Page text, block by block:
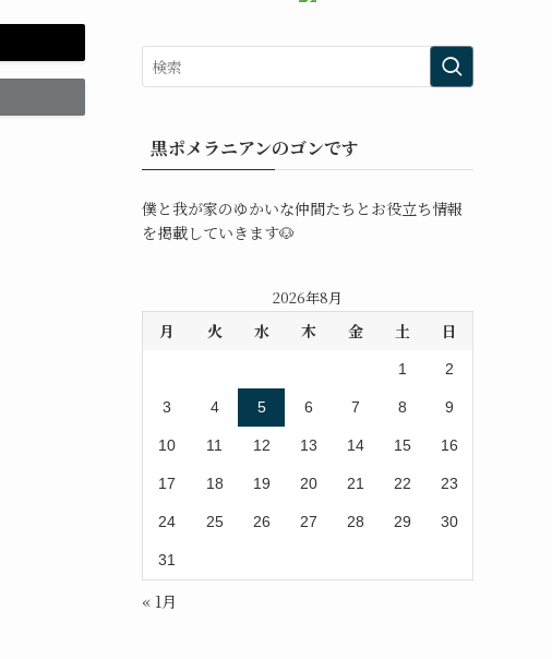
黒ポメラニアンのゴンです
僕と我が家のゆかいな仲間たちとお役立ち情報
を掲載していきます🐶
2026年8月
月 火 水 木 金 土 日
1 2
3 4 5 6 7 8 9
10 11 12 13 14 15 16
17 18 19 20 21 22 23
24 25 26 27 28 29 30
31
« 1月